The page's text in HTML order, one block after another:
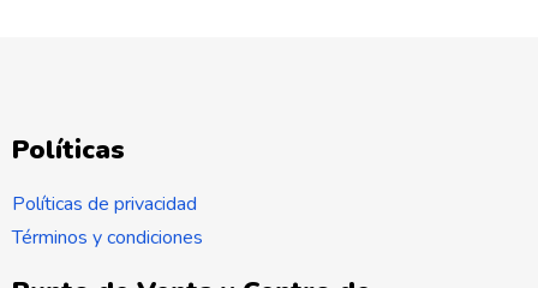
Políticas
Políticas de privacidad
Términos y condiciones